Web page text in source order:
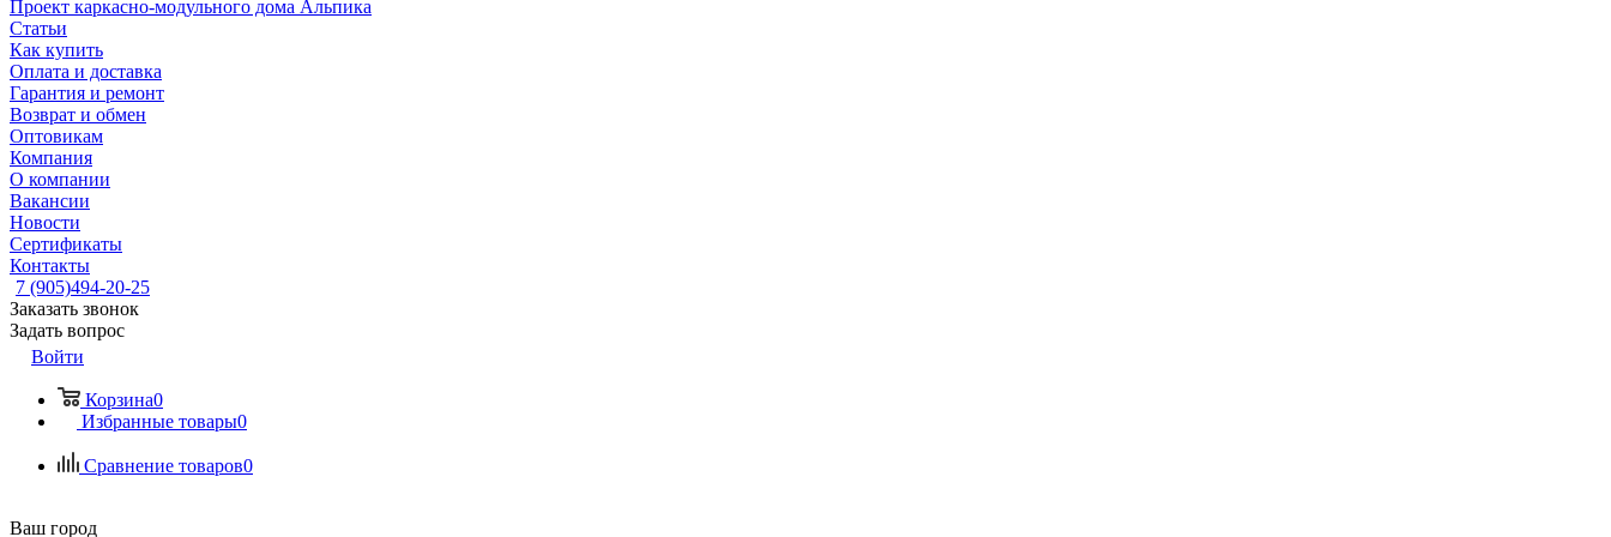
Проект каркасно-модульного дома Альпика
Статьи
Как купить
Оплата и доставка
Гарантия и ремонт
Возврат и обмен
Оптовикам
Компания
О компании
Вакансии
Новости
Сертификаты
Контакты
7 (905)494-20-25
Заказать звонок
Задать вопрос
Войти
Корзина0
Избранные товары0
Сравнение товаров0
Ваш город